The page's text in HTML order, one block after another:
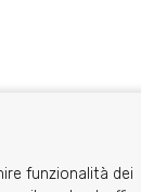
funzionalità dei